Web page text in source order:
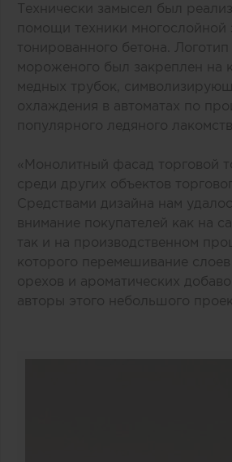
Технически замысел был
помощи техники многослойной
тонированного бетона. Логотип
мороженого был закреплен на
медных трубок,
охлаждения в автоматах по
популярного ледяного
«Монолитный фасад торговой
среди других объектов
Средствами дизайна нам
внимание покупателей как на
так и на производственном
которого перемешивание слоев
орехов и ароматических
авторы этого небольшого